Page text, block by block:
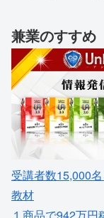
兼業のすすめ
受講者数15,000
教材